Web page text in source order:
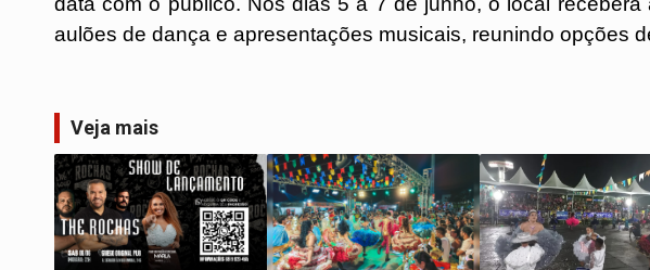
aulões de dança e apresentações musicais, reunindo opções
Veja mais